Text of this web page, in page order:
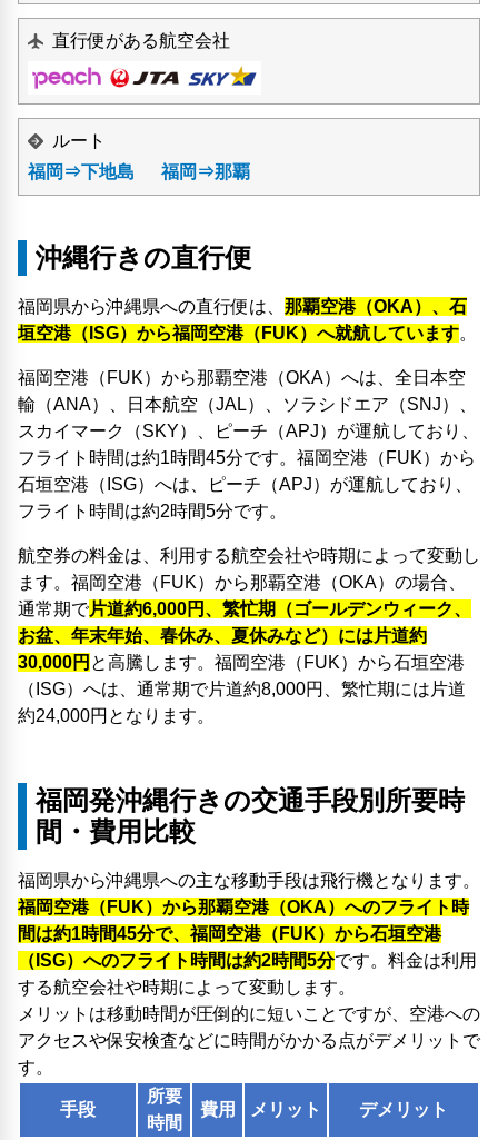
直行便がある航空会社
ルート
福岡⇒下地島
福岡⇒那覇
沖縄行きの直行便
福岡県から沖縄県への直行便は、 那覇空港（OKA）、石
垣空港（ISG）から福岡空港（FUK）へ就航しています。
福岡空港（FUK）から那覇空港（OKA）へは、全日本空
輸（ANA）、日本航空（JAL）、ソラシドエア（SNJ）、
スカイマーク（SKY）、ピーチ（APJ）が運航しており、
フライト時間は約1時間45分です。福岡空港（FUK）から
石垣空港（ISG）へは、ピーチ（APJ）が運航しており、
フライト時間は約2時間5分です。
航空券の料金は、利用する航空会社や時期によって変動し
ます。福岡空港（FUK）から那覇空港（OKA）の場合、
通常期で片道約6,000円、繁忙期（ゴールデンウィーク、
お盆、年末年始、春休み、夏休みなど）には片道約
30,000円 と高騰します。福岡空港（FUK）から石垣空港
（ISG）へは、通常期で片道約8,000円、繁忙期には片道
約24,000円となります。
福岡発沖縄行きの交通手段別所要時
間・費用比較
福岡県から沖縄県への主な移動手段は飛行機となります。
福岡空港（FUK）から那覇空港（OKA）へのフライト時
間は約1時間45分で、福岡空港（FUK）から石垣空港
（ISG）へのフライト時間は約2時間5分です。料金は利用
する航空会社や時期によって変動します。
メリットは移動時間が圧倒的に短いことですが、空港への
アクセスや保安検査などに時間がかかる点がデメリットで
す。
手段
所要
時間
費用 メリット デメリット